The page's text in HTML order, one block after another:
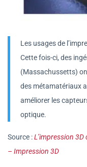
Les usages de
Cette fois-ci, des
(Massachussetts)
des métamatériaux
améliorer les
optique.
Source :L’impression
– Impression 3D